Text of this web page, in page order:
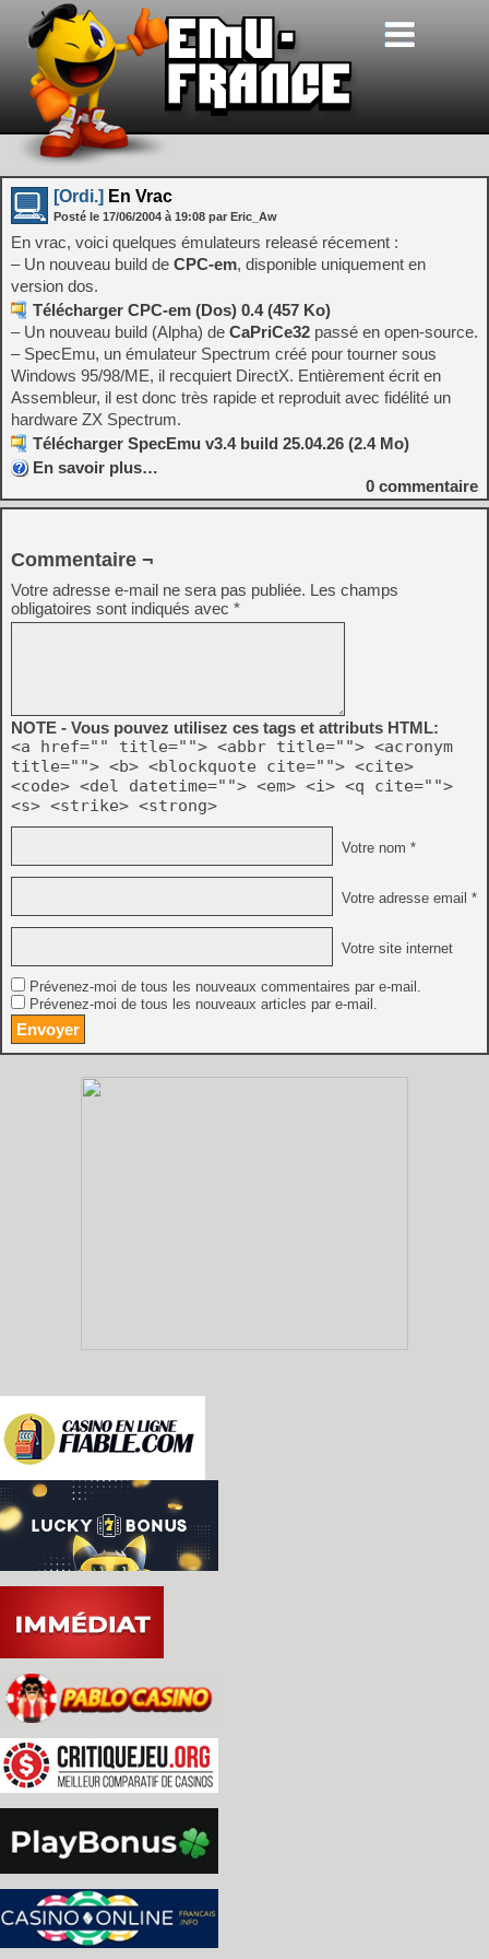
[Ordi.] En Vrac
Posté le 17/06/2004 à 19:08 par Eric_Aw
En vrac, voici quelques émulateurs releasé récement :
– Un nouveau build de CPC-em, disponible uniquement en
version dos.
Télécharger CPC-em (Dos) 0.4 (457 Ko)
– Un nouveau build (Alpha) de CaPriCe32 passé en open-source.
– SpecEmu, un émulateur Spectrum créé pour tourner sous
Windows 95/98/ME, il recquiert DirectX. Entièrement écrit en
Assembleur, il est donc très rapide et reproduit avec fidélité un
hardware ZX Spectrum.
Télécharger SpecEmu v3.4 build 25.04.26 (2.4 Mo)
En savoir plus…
0 commentaire
Commentaire ¬
Votre adresse e-mail ne sera pas publiée. Les champs
obligatoires sont indiqués avec *
NOTE - Vous pouvez utilisez ces tags et attributs HTML:
<a href="" title=""> <abbr title=""> <acronym
title=""> <b> <blockquote cite=""> <cite>
<code> <del datetime=""> <em> <i> <q cite="">
<s> <strike> <strong>
Votre nom *
Votre adresse email *
Votre site internet
Prévenez-moi de tous les nouveaux commentaires par e-mail.
Prévenez-moi de tous les nouveaux articles par e-mail.